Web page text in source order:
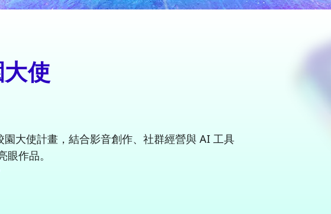
使
大使計畫，結合影音創作、社群經營與 AI 工具
作品。